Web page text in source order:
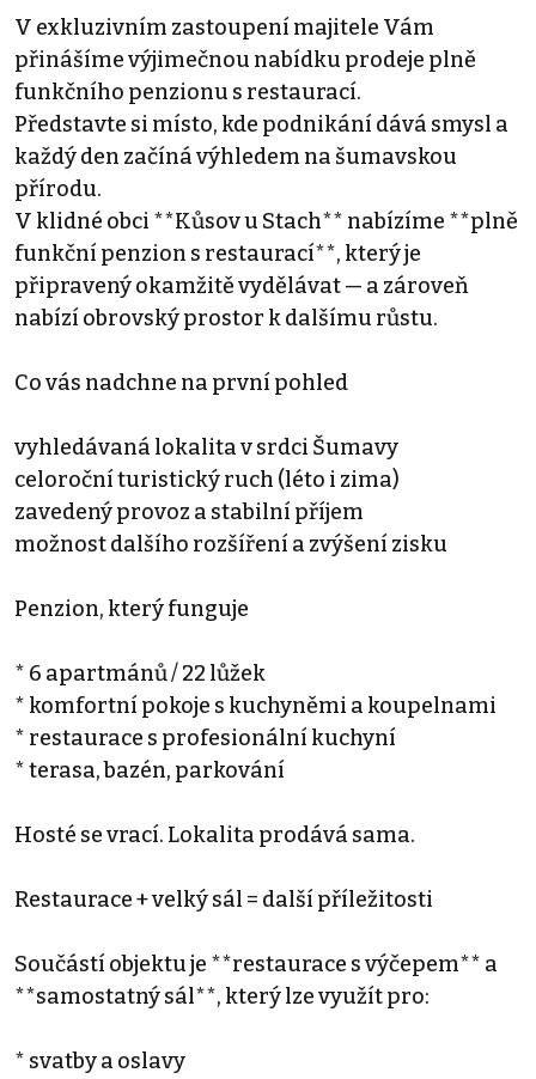
V exkluzivním zastoupení majitele Vám
přinášíme výjimečnou nabídku prodeje plně
funkčního penzionu s restaurací.
Představte si místo, kde podnikání dává smysl a
každý den začíná výhledem na šumavskou
přírodu.
V klidné obci **Kůsov u Stach** nabízíme **plně
funkční penzion s restaurací**, který je
připravený okamžitě vydělávat — a zároveň
nabízí obrovský prostor k dalšímu růstu.
Co vás nadchne na první pohled
vyhledávaná lokalita v srdci Šumavy
celoroční turistický ruch (léto i zima)
zavedený provoz a stabilní příjem
možnost dalšího rozšíření a zvýšení zisku
Penzion, který funguje
* 6 apartmánů / 22 lůžek
* komfortní pokoje s kuchyněmi a koupelnami
* restaurace s profesionální kuchyní
* terasa, bazén, parkování
Hosté se vrací. Lokalita prodává sama.
Restaurace + velký sál = další příležitosti
Součástí objektu je **restaurace s výčepem** a
**samostatný sál**, který lze využít pro:
* svatby a oslavy